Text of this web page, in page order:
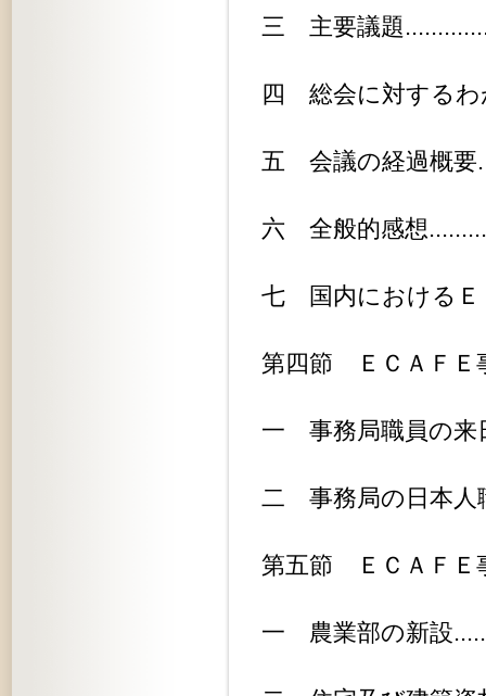
三 主要議題
四 総会に対するわ
五 会議の経過概要
六 全般的感想
七 国内におけるＥ
第四節 ＥＣＡＦＥ
一 事務局職員の来
二 事務局の日本人
第五節 ＥＣＡＦＥ
一 農業部の新設